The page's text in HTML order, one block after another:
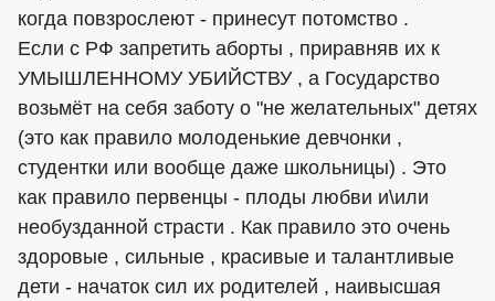
когда повзрослеют - принесут потомство .
Если с РФ запретить аборты , приравняв их к
УМЫШЛЕННОМУ УБИЙСТВУ , а Государство
возьмёт на себя заботу о "не желательных" детях
(это как правило молоденькие девчонки ,
студентки или вообще даже школьницы) . Это
как правило первенцы - плоды любви и\или
необузданной страсти . Как правило это очень
здоровые , сильные , красивые и талантливые
дети - начаток сил их родителей , наивысшая